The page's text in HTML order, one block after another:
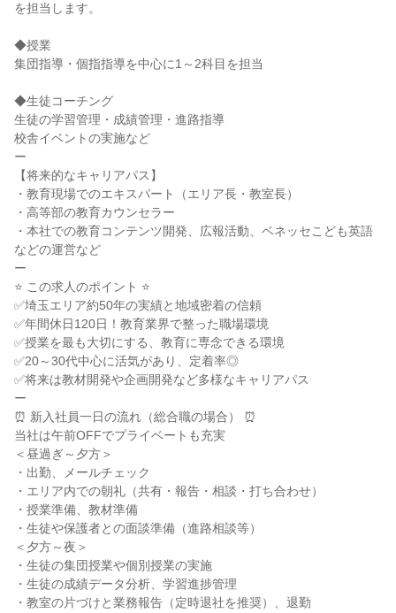
を担当します。
◆授業
集団指導・個指指導を中心に1～2科目を担当
◆生徒コーチング
生徒の学習管理・成績管理・進路指導
校舎イベントの実施など
ー
【将来的なキャリアパス】
・教育現場でのエキスパート（エリア長・教室長）
・高等部の教育カウンセラー
・本社での教育コンテンツ開発、広報活動、ベネッセこども英語
などの運営など
ー
⭐ この求人のポイント ⭐
✅埼玉エリア約50年の実績と地域密着の信頼
✅年間休日120日！教育業界で整った職場環境
✅授業を最も大切にする、教育に専念できる環境
✅20～30代中心に活気があり、定着率◎
✅将来は教材開発や企画開発など多様なキャリアパス
ー
⏰ 新入社員一日の流れ（総合職の場合） ⏰
当社は午前OFFでプライベートも充実
＜昼過ぎ～夕方＞
・出勤、メールチェック
・エリア内での朝礼（共有・報告・相談・打ち合わせ）
・授業準備、教材準備
・生徒や保護者との面談準備（進路相談等）
＜夕方～夜＞
・生徒の集団授業や個別授業の実施
・生徒の成績データ分析、学習進捗管理
・教室の片づけと業務報告（定時退社を推奨）、退勤